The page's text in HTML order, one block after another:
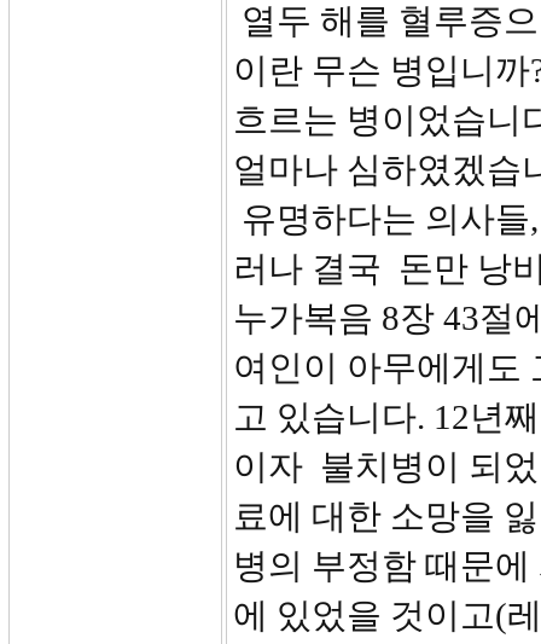
열두 해를 혈루증
이란 무슨 병입니
흐르는 병이었습니
얼마나 심하였겠습
유명하다는 의사
러나 결국 돈만 낭
누가복음 8장 43절
여인이 아무에게도
고 있습니다. 12년
이자 불치병이 되
료에 대한 소망을
병의 부정함 때문
에 있었을 것이고(